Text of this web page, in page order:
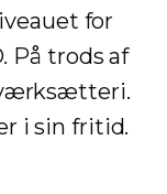
for
På trods af
i sin fritid.